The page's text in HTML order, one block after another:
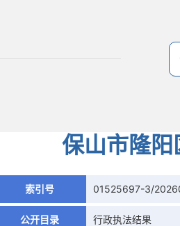
保山市隆
索引号 01525697-3/
公开目录 行政执法结果